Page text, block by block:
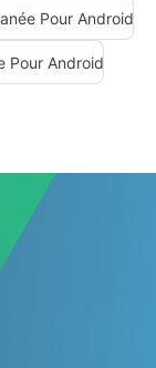
Pour Android
Pour Android